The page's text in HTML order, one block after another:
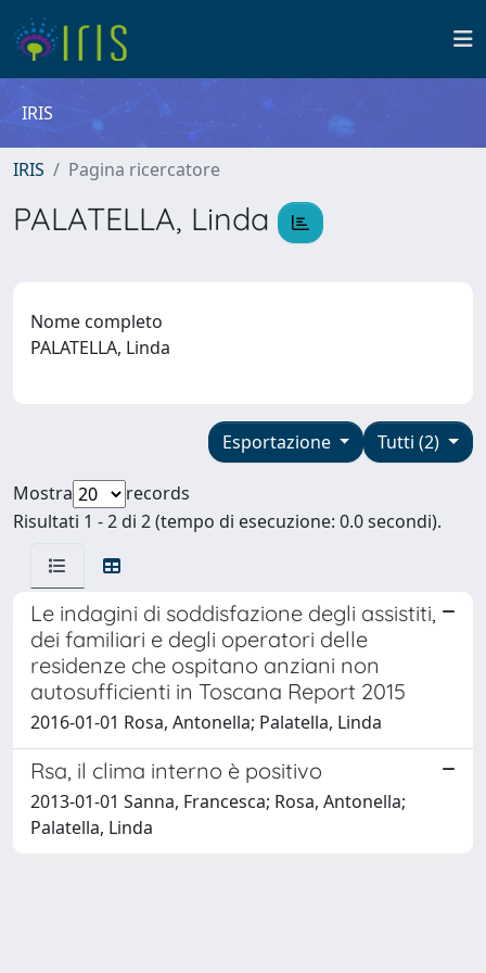
IRIS
IRIS Pagina ricercatore
PALATELLA, Linda
Nome completo
PALATELLA, Linda
Tutti (2)
Esportazione
Mostra
records
Risultati 1 - 2 di 2 (tempo di esecuzione: 0.0 secondi).
Le indagini di soddisfazione degli assistiti,
dei familiari e degli operatori delle
residenze che ospitano anziani non
autosufficienti in Toscana Report 2015
2016-01-01 Rosa, Antonella; Palatella, Linda
Rsa, il clima interno è positivo
2013-01-01 Sanna, Francesca; Rosa, Antonella;
Palatella, Linda